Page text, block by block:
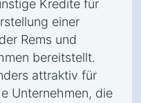
Kredite für
einer
Rems und
bereitstellt.
attraktiv für
Unternehmen, die